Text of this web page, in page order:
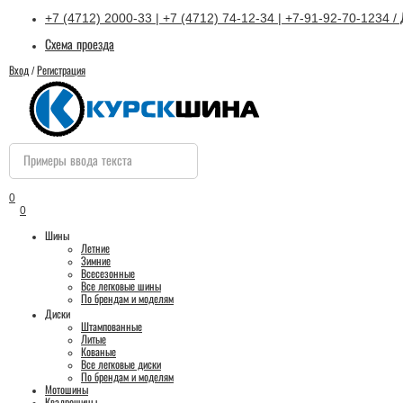
+7 (4712) 2000-33 | +7 (4712) 74-12-34 | +7-91-92-70-1234 /
Схема проезда
Вход / Регистрация
0
0
Шины
Летние
Зимние
Всесезонные
Все легковые шины
По брендам и моделям
Диски
Штампованные
Литые
Кованые
Все легковые диски
По брендам и моделям
Мотошины